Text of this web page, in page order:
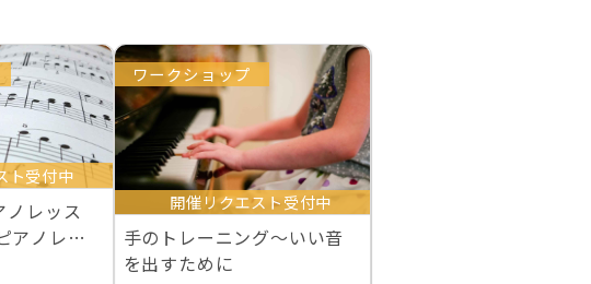
ト受付中
ノレッス
アノレッ
ワークショップ
開催リクエスト受付中
手のトレーニング～いい音
を出すために